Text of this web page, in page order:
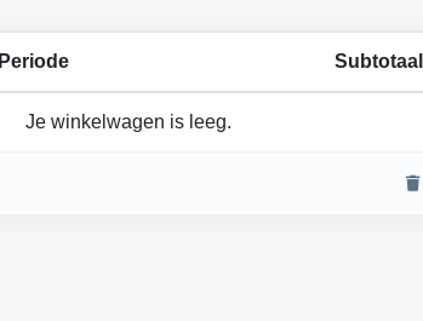
Periode Subtotaal
Je winkelwagen is leeg.